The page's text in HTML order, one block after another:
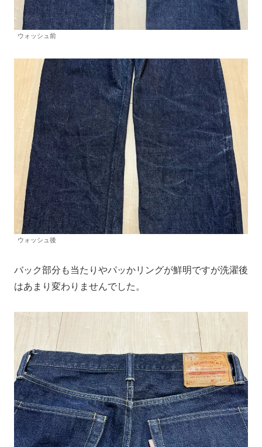
ウォッシュ前
ウォッシュ後
バック部分も当たりやパッかリングが鮮明ですが洗濯後
はあまり変わりませんでした。